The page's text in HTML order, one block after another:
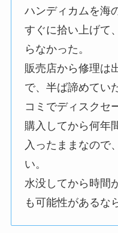
ハンディカムを海
すぐに拾い上げて
らなかった。
販売店から修理は
で、半ば諦めてい
コミでディスクセ
購入してから何年
入ったままなので
い。
水没してから時間
も可能性があるな